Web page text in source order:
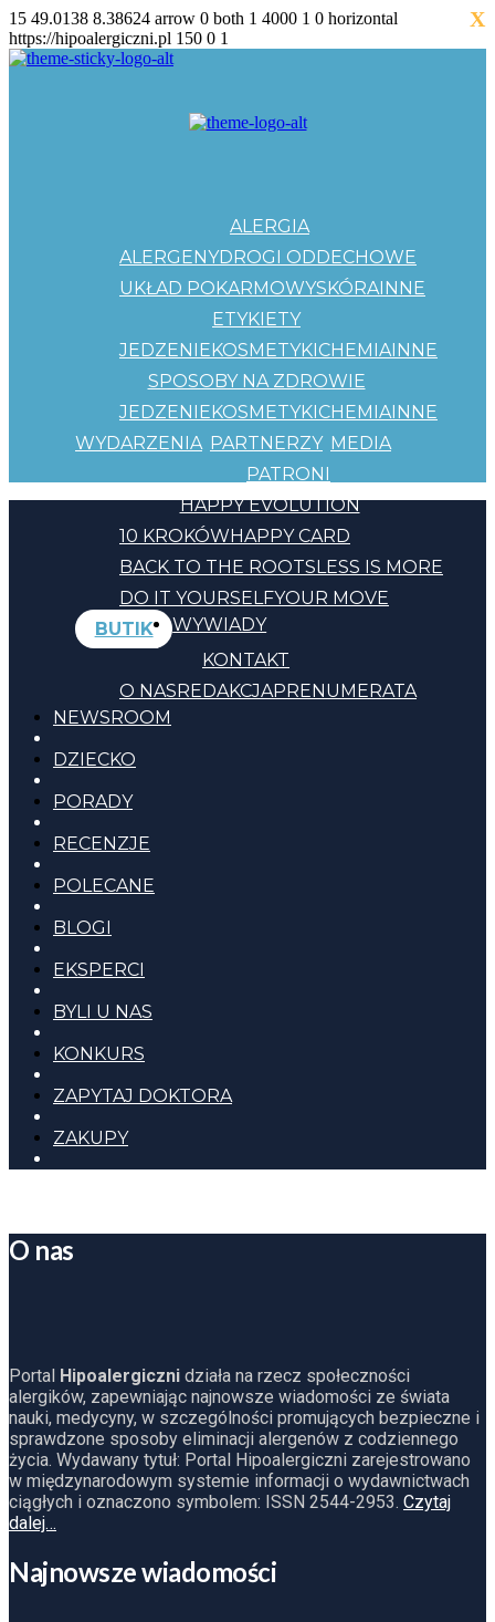
15 49.0138 8.38624 arrow 0 both 1 4000 1 0 horizontal
https://hipoalergiczni.pl 150 0 1
ALERGIA
ALERGENYDROGI ODDECHOWE
UKŁAD POKARMOWYSKÓRAINNE
ETYKIETY
JEDZENIEKOSMETYKICHEMIAINNE
SPOSOBY NA ZDROWIE
JEDZENIEKOSMETYKICHEMIAINNE
WYDARZENIA PARTNERZY
PATRONI
MEDIA
HAPPY EVOLUTION
10 KROKÓWHAPPY CARD
BACK TO THE ROOTSLESS IS MORE
DO IT YOURSELFYOUR MOVE
BUTIK
KONTAKT
O NASREDAKCJAPRENUMERATA
WYWIADY
NEWSROOM
DZIECKO
PORADY
RECENZJE
POLECANE
BLOGI
EKSPERCI
BYLI U NAS
KONKURS
ZAPYTAJ DOKTORA
ZAKUPY
O nas
Portal Hipoalergiczni działa na rzecz społeczności
alergików, zapewniając najnowsze wiadomości ze świata
nauki, medycyny, w szczególności promujących bezpieczne i
sprawdzone sposoby eliminacji alergenów z codziennego
życia. Wydawany tytuł: Portal Hipoalergiczni zarejestrowano
w międzynarodowym systemie informacji o wydawnictwach
ciągłych i oznaczono symbolem: ISSN 2544-2953. Czytaj
dalej…
Najnowsze wiadomości
X